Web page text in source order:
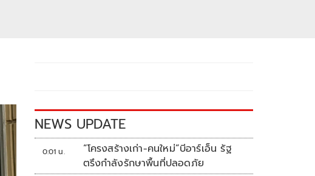
NEWS UPDATE
0:01 น.
“โครงสร้างเก่า-คนใหม่”บีอาร์เอ็น รัฐ
ตรึงกำลังรักษาพื้นที่ปลอดภัย